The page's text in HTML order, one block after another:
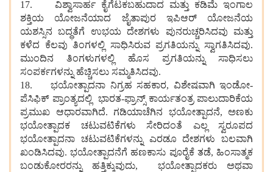
17. ವಿಶ್ವಾಸಾರ್ಹ ಕೈಗೆಟಕಬಹುದಾದ ಮತ್ತು ಕಡಿಮೆ ಇಂಗಾಲ
ಶಕ್ತಿಯ ಯೋಜನೆಯಾದ ಜೈತಾಪುರ ಇಪಿಆರ್ ಯೋಜನೆಯ
ಯಶಸ್ಸಿನ ಬದ್ಧತೆಗೆ ಉಭಯ ದೇಶಗಳು ಪುನರುಚ್ಚರಿಸಿದವು ಮತ್ತು
ಕಳೆದ ಕೆಲವು ತಿಂಗಳಲ್ಲಿ ಸಾಧಿಸಿರುವ ಪ್ರಗತಿಯನ್ನು ಸ್ವಾಗತಿಸಿದವು.
ಮುಂದಿನ ತಿಂಗಳುಗಳಲ್ಲಿ ಹೊಸ ಪ್ರಗತಿಯನ್ನು ಸಾಧಿಸಲು
ಸಂಪರ್ಕಗಳನ್ನು ಹೆಚ್ಚಿಸಲು ಸಮ್ಮತಿಸಿದವು.
18. ಭಯೋತ್ಪಾದನಾ ನಿಗ್ರಹ ಸಹಕಾರ, ವಿಶೇಷವಾಗಿ ಇಂಡೋ-
ಪೆಸಿಫಿಕ್ ಪ್ರಾಂತ್ಯದಲ್ಲಿ ಭಾರತ-ಫ್ರಾನ್ಸ್ ಕಾರ್ಯತಂತ್ರ ಪಾಲುದಾರಿಕೆಯ
ಪ್ರಮುಖ ಆಧಾರವಾಗಿದೆ. ಗಡಿಯಾಚೆಗಿನ ಭಯೋತ್ಪಾದನೆ, ಅಣಕು
ಭಯೋತ್ಪಾದಕ ಚಟುವಟಿಕೆಗಳು ಸೇರಿದಂತೆ ಎಲ್ಲ ಸ್ವರೂಪದ
ಭಯೋತ್ಪಾದನಾ ಚಟುವಟಿಕೆಗಳನ್ನು ಎರಡೂ ದೇಶಗಳು ಬಲವಾಗಿ
ಖಂಡಿಸಿದವು. ಭಯೋತ್ಪಾದನೆಗೆ ಹಣಕಾಸು ಪೂರೈಕೆ ತಡೆ, ಹಿಂಸಾತ್ಮಕ
ಬಂಡುಕೋರರನ್ನು ಹತ್ತಿಕ್ಕುವುದು, ಭಯೋತ್ಪಾದಕರು ಅಥವಾ